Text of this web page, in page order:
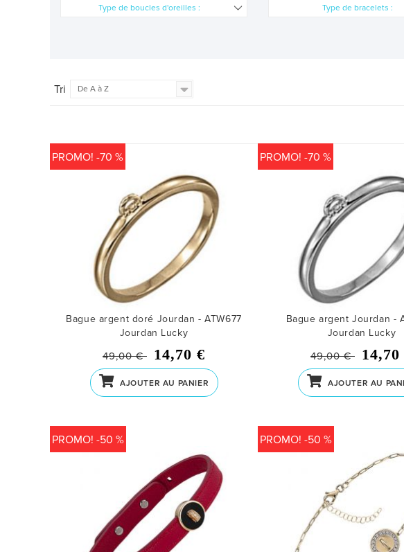
Type de boucles d'oreilles : Type de bracelets :
Tri De A à Z
PROMO! -70 %
Bague argent doré Jourdan - ATW677
Jourdan Lucky
49,00 € 14,70 €
AJOUTER AU PANIER
PROMO! -70 %
Bague argent Jourdan -
Jourdan Lucky
49,00 € 14,70
AJOUTER AU
PROMO! -50 % PROMO! -50 %